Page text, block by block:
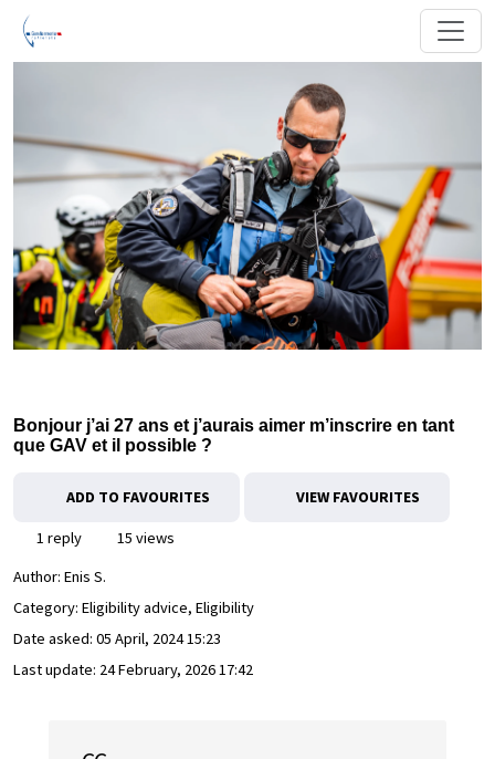
Bonjour j’ai 27 ans et j’aurais aimer m’inscrire en tant
que GAV et il possible ?
ADD TO FAVOURITES VIEW FAVOURITES
1 reply
15 views
Author: Enis S.
Category: Eligibility advice, Eligibility
Date asked: 05 April, 2024 15:23
Last update: 24 February, 2026 17:42